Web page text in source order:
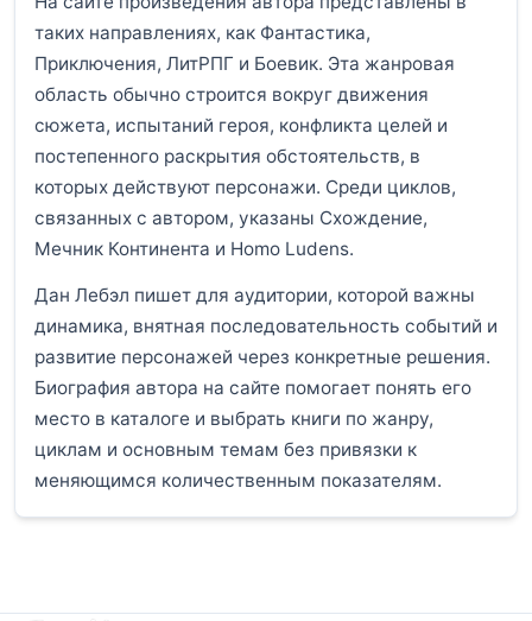
таких направлениях, как Фантастика,
Приключения, ЛитРПГ и Боевик. Эта жанровая
область обычно строится вокруг движения
сюжета, испытаний героя, конфликта целей и
постепенного раскрытия обстоятельств, в
которых действуют персонажи. Среди циклов,
связанных с автором, указаны Схождение,
Мечник Континента и Homo Ludens.
Дан Лебэл пишет для аудитории, которой важны
динамика, внятная последовательность событий и
развитие персонажей через конкретные решения.
Биография автора на сайте помогает понять его
место в каталоге и выбрать книги по жанру,
циклам и основным темам без привязки к
меняющимся количественным показателям.